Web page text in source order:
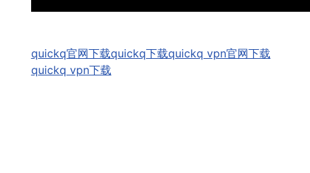
quickq官网下载quickq下载quickq vpn官网下载
quickq vpn下载